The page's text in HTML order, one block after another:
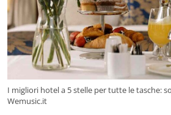
I migliori hotel a 5 stelle per tutte le tasche:
Wemusic.it